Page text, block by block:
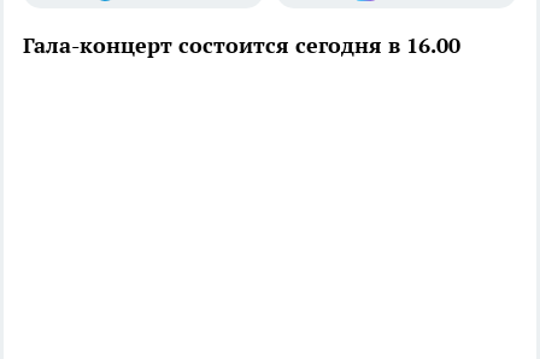
Гала-концерт состоится сегодня в 16.00